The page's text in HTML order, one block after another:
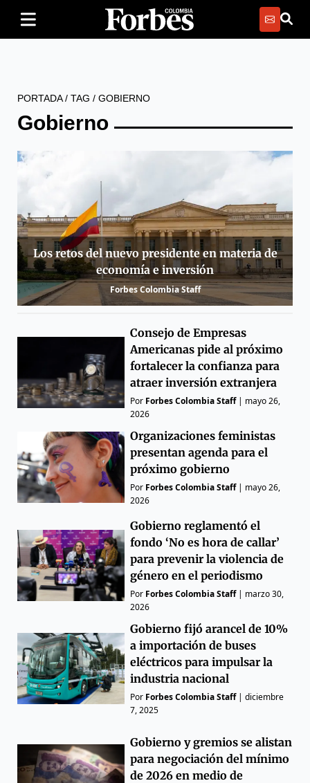
PORTADA/ TAG / GOBIERNO
Gobierno
Los retos del nuevo presidente en materia de
economía e inversión
Forbes Colombia Staff
Consejo de Empresas
Americanas pide al próximo
fortalecer la confianza para
atraer inversión extranjera
Por Forbes Colombia Staff| mayo 26,
2026
Organizaciones feministas
presentan agenda para el
próximo gobierno
Por Forbes Colombia Staff| mayo 26,
2026
Gobierno reglamentó el
fondo ‘No es hora de callar’
para prevenir la violencia de
género en el periodismo
Por Forbes Colombia Staff| marzo 30,
2026
Gobierno fijó arancel de 10%
a importación de buses
eléctricos para impulsar la
industria nacional
Por Forbes Colombia Staff|diciembre
7, 2025
Gobierno y gremios se alistan
para negociación del mínimo
de 2026 en medio de